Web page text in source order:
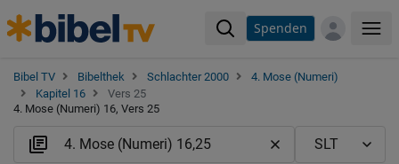
Spenden
Bibel TV Bibelthek Schlachter 2000
4. Mose (Numeri)
Kapitel 16
Vers 25
4. Mose (Numeri) 16, Vers 25